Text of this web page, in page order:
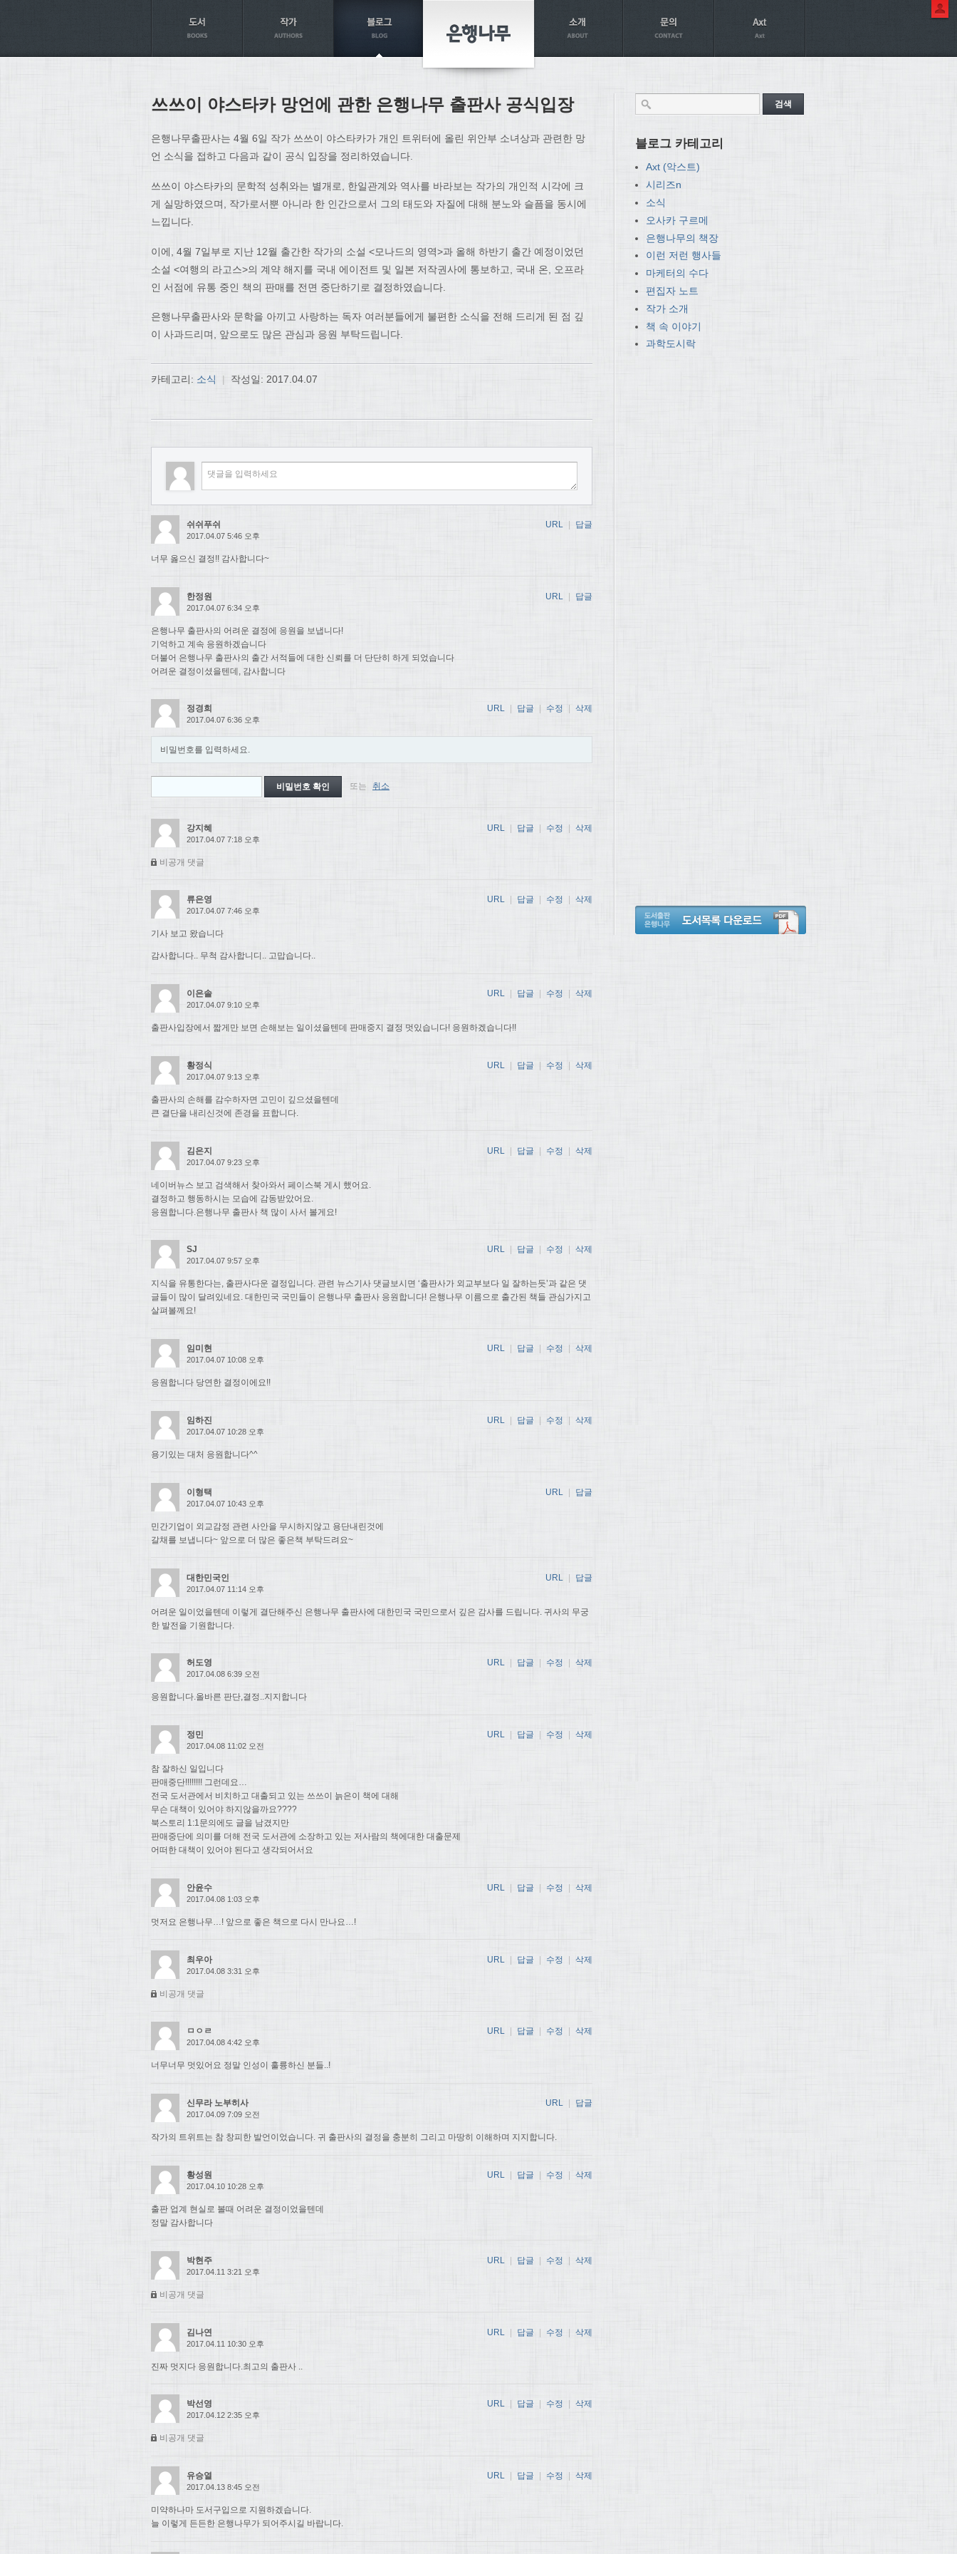
쓰쓰이 야스타카 망언에 관한 은행나무 출판사 공식입장
은행나무출판사는 4월 6일 작가 쓰쓰이 야스타카가 개인 트위터에 올린 위안부 소녀상과 관련한 망
언 소식을 접하고 다음과 같이 공식 입장을 정리하였습니다.
쓰쓰이 야스타카의 문학적 성취와는 별개로, 한일관계와 역사를 바라보는 작가의 개인적 시각에 크
게 실망하였으며, 작가로서뿐 아니라 한 인간으로서 그의 태도와 자질에 대해 분노와 슬픔을 동시에
느낍니다.
이에, 4월 7일부로 지난 12월 출간한 작가의 소설 <모나드의 영역>과 올해 하반기 출간 예정이었던
소설 <여행의 라고스>의 계약 해지를 국내 에이전트 및 일본 저작권사에 통보하고, 국내 온, 오프라
인 서점에 유통 중인 책의 판매를 전면 중단하기로 결정하였습니다.
은행나무출판사와 문학을 아끼고 사랑하는 독자 여러분들에게 불편한 소식을 전해 드리게 된 점 깊
이 사과드리며, 앞으로도 많은 관심과 응원 부탁드립니다.
카테고리: 소식 | 작성일: 2017.04.07
쉬쉬푸쉬
2017.04.07 5:46 오후
너무 옳으신 결정!! 감사합니다~
URL | 답글
한정원
2017.04.07 6:34 오후
은행나무 출판사의 어려운 결정에 응원을 보냅니다!
기억하고 계속 응원하겠습니다
더불어 은행나무 출판사의 출간 서적들에 대한 신뢰를 더 단단히 하게 되었습니다
어려운 결정이셨을텐데, 감사합니다
URL | 답글
정경희
2017.04.07 6:36 오후
비밀번호를 입력하세요.
또는 취소
URL 답글 수정 삭제
강지혜
2017.04.07 7:18 오후
비공개 댓글
URL | 답글 | 수정 | 삭제
류은영
2017.04.07 7:46 오후
기사 보고 왔습니다
감사합니다.. 무척 감사합니디.. 고맙습니다..
URL 답글 수정 삭제
이은솔
2017.04.07 9:10 오후
출판사입장에서 짧게만 보면 손해보는 일이셨을텐데 판매중지 결정 멋있습니다! 응원하겠습니다!!
URL 답글 수정 삭제
황정식
2017.04.07 9:13 오후
출판사의 손해를 감수하자면 고민이 깊으셨을텐데
큰 결단을 내리신것에 존경을 표합니다.
URL | 답글 | 수정 | 삭제
김은지
2017.04.07 9:23 오후
네이버뉴스 보고 검색해서 찾아와서 페이스북 게시 했어요.
결정하고 행동하시는 모습에 감동받았어요.
응원합니다.은행나무 출판사 책 많이 사서 볼게요!
URL | 답글 | 수정 | 삭제
SJ
2017.04.07 9:57 오후
지식을 유통한다는, 출판사다운 결정입니다. 관련 뉴스기사 댓글보시면 ‘출판사가 외교부보다 일 잘하는듯’과 같은 댓
글들이 많이 달려있네요. 대한민국 국민들이 은행나무 출판사 응원합니다! 은행나무 이름으로 출간된 책들 관심가지고
살펴볼께요!
URL 답글 수정 삭제
임미현
2017.04.07 10:08 오후
응원합니다 당연한 결정이에요!!
URL 답글 수정 삭제
임하진
2017.04.07 10:28 오후
용기있는 대처 응원합니다^^
URL 답글 수정 삭제
이형택
2017.04.07 10:43 오후
민간기업이 외교감정 관련 사안을 무시하지않고 용단내린것에
갈채를 보냅니다~ 앞으로 더 많은 좋은책 부탁드려요~
URL | 답글
대한민국인
2017.04.07 11:14 오후
어려운 일이었을텐데 이렇게 결단해주신 은행나무 출판사에 대한민국 국민으로서 깊은 감사를 드립니다. 귀사의 무궁
한 발전을 기원합니다.
URL | 답글
허도영
2017.04.08 6:39 오전
응원합니다.올바른 판단,결정..지지합니다
URL 답글 수정 삭제
정민
2017.04.08 11:02 오전
참 잘하신 일입니다
판매중단!!!!!!!! 그런데요…
전국 도서관에서 비치하고 대출되고 있는 쓰쓰이 늙은이 책에 대해
무슨 대책이 있어야 하지않을까요????
북스토리 1:1문의에도 글을 남겼지만
판매중단에 의미를 더해 전국 도서관에 소장하고 있는 저사람의 책에대한 대출문제
어떠한 대책이 있어야 된다고 생각되어서요
URL 답글 수정 삭제
안윤수
2017.04.08 1:03 오후
멋저요 은행나무…! 앞으로 좋은 책으로 다시 만나요…!
URL | 답글 | 수정 | 삭제
최우아
2017.04.08 3:31 오후
비공개 댓글
URL | 답글 | 수정 | 삭제
ㅁㅇㄹ
2017.04.08 4:42 오후
너무너무 멋있어요 정말 인성이 훌륭하신 분들..!
URL 답글 수정 삭제
신무라 노부히사
2017.04.09 7:09 오전
작가의 트위트는 참 창피한 발언이었습니다. 귀 출판사의 결정을 충분히 그리고 마땅히 이해하며 지지합니다.
URL 답글
황성원
2017.04.10 10:28 오후
출판 업계 현실로 볼때 어려운 결정이었을텐데
정말 감사합니다
URL 답글 수정 삭제
박현주
2017.04.11 3:21 오후
비공개 댓글
URL | 답글 | 수정 | 삭제
김나연
2017.04.11 10:30 오후
진짜 멋지다 응원합니다.최고의 출판사 ..
URL | 답글 | 수정 | 삭제
박선영
2017.04.12 2:35 오후
비공개 댓글
URL 답글 수정 삭제
유승열
2017.04.13 8:45 오전
미약하나마 도서구입으로 지원하겠습니다.
늘 이렇게 든든한 은행나무가 되어주시길 바랍니다.
URL 답글 수정 삭제
블로그 카테고리
Axt (악스트)
시리즈n
소식
오사카 구르메
은행나무의 책장
이런 저런 행사들
마케터의 수다
편집자 노트
작가 소개
책 속 이야기
과학도시락